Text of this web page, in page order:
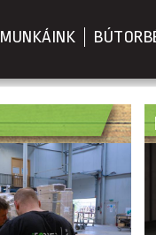
MUNKÁINK